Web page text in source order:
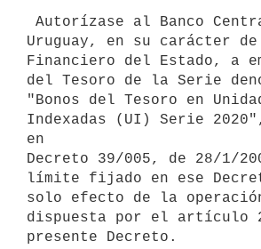
Uruguay, en su carácter de
Financiero del Estado, a
del Tesoro de la Serie
"Bonos del Tesoro en
Indexadas (UI) Serie
en
Decreto 39/005, de 28/1/
límite fijado en ese
solo efecto de la
dispuesta por el artículo